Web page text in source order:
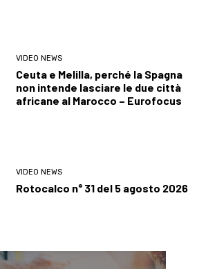
VIDEO NEWS
Ceuta e Melilla, perché la Spagna
non intende lasciare le due città
africane al Marocco – Eurofocus
VIDEO NEWS
Rotocalco n° 31 del 5 agosto 2026